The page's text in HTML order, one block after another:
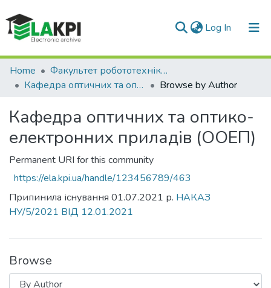
Log In (current)
Communities & Collections
All of DSpace
Home
Факультет робототехніки та приладобудування (ФРП)
Кафедра оптичних та оптико-електронних приладів (ООЕП)
Browse by Author
Кафедра оптичних та оптико-
електронних приладів (ООЕП)
Permanent URI for this community
https://ela.kpi.ua/handle/123456789/463
Припинила існування 01.07.2021 р. НАКАЗ
НУ/5/2021 ВІД 12.01.2021
Browse